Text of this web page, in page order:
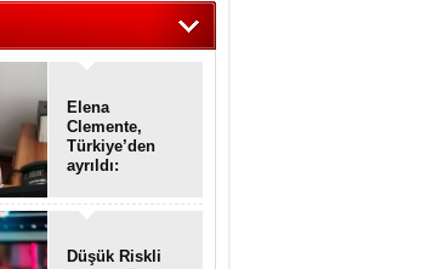
Elena
Clemente,
Türkiye’den
ayrıldı:
Enkaz!
Düşük Riskli